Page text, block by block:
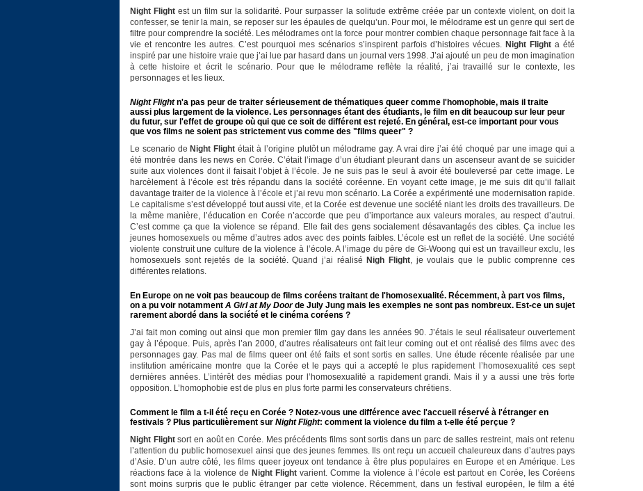
Night Flight est un film sur la solidarité. Pour surpasser la solitude extrême créée par un contexte violent, on doit la
confesser, se tenir la main, se reposer sur les épaules de quelqu’un. Pour moi, le mélodrame est un genre qui sert de
filtre pour comprendre la société. Les mélodrames ont la force pour montrer combien chaque personnage fait face à la
vie et rencontre les autres. C’est pourquoi mes scénarios s’inspirent parfois d’histoires vécues. Night Flight a été
inspiré par une histoire vraie que j’ai lue par hasard dans un journal vers 1998. J’ai ajouté un peu de mon imagination
à cette histoire et écrit le scénario. Pour que le mélodrame reflète la réalité, j’ai travaillé sur le contexte, les
personnages et les lieux.
Night Flightn'a pas peur de traiter sérieusement de thématiques queer comme l'homophobie, mais il traite
aussi plus largement de la violence. Les personnages étant des étudiants, le film en dit beaucoup sur leur peur
du futur, sur l'effet de groupe où qui que ce soit de différent est rejeté. En général, est-ce important pour vous
que vos films ne soient pas strictement vus comme des "films queer" ?
Le scenario de Night Flight était à l’origine plutôt un mélodrame gay. A vrai dire j’ai été choqué par une image qui a
été montrée dans les news en Corée. C’était l’image d’un étudiant pleurant dans un ascenseur avant de se suicider
suite aux violences dont il faisait l’objet à l’école. Je ne suis pas le seul à avoir été bouleversé par cette image. Le
harcèlement à l’école est très répandu dans la société coréenne. En voyant cette image, je me suis dit qu’il fallait
davantage traiter de la violence à l’école et j’ai revu mon scénario. La Corée a expérimenté une modernisation rapide.
Le capitalisme s’est développé tout aussi vite, et la Corée est devenue une société niant les droits des travailleurs. De
la même manière, l’éducation en Corée n’accorde que peu d’importance aux valeurs morales, au respect d’autrui.
C’est comme ça que la violence se répand. Elle fait des gens socialement désavantagés des cibles. Ça inclue les
jeunes homosexuels ou même d’autres ados avec des points faibles. L’école est un reflet de la société. Une société
violente construit une culture de la violence à l’école. A l’image du père de Gi-Woong qui est un travailleur exclu, les
homosexuels sont rejetés de la société. Quand j’ai réalisé Nigh Flight, je voulais que le public comprenne ces
différentes relations.
En Europe on ne voit pas beaucoup de films coréens traitant de l'homosexualité. Récemment, à part vos films,
on a pu voir notamment A Girl at My Doorde July Jung mais les exemples ne sont pas nombreux. Est-ce un sujet
rarement abordé dans la société et le cinéma coréens ?
J’ai fait mon coming out ainsi que mon premier film gay dans les années 90. J’étais le seul réalisateur ouvertement
gay à l’époque. Puis, après l’an 2000, d’autres réalisateurs ont fait leur coming out et ont réalisé des films avec des
personnages gay. Pas mal de films queer ont été faits et sont sortis en salles. Une étude récente réalisée par une
institution américaine montre que la Corée et le pays qui a accepté le plus rapidement l’homosexualité ces sept
dernières années. L’intérêt des médias pour l’homosexualité a rapidement grandi. Mais il y a aussi une très forte
opposition. L’homophobie est de plus en plus forte parmi les conservateurs chrétiens.
Comment le film a t-il été reçu en Corée ? Notez-vous une différence avec l'accueil réservé à l'étranger en
festivals ? Plus particulièrement sur Night Flight: comment la violence du film a t-elle été perçue ?
Night Flightsort en août en Corée. Mes précédents films sont sortis dans un parc de salles restreint, mais ont retenu
l’attention du public homosexuel ainsi que des jeunes femmes. Ils ont reçu un accueil chaleureux dans d’autres pays
d’Asie. D’un autre côté, les films queer joyeux ont tendance à être plus populaires en Europe et en Amérique. Les
réactions face à la violence de Night Flight varient. Comme la violence à l’école est partout en Corée, les Coréens
sont moins surpris que le public étranger par cette violence. Récemment, dans un festival européen, le film a été